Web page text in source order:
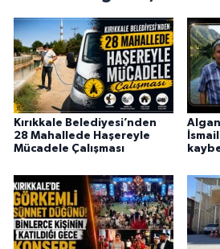
Kırıkkale Belediyesi’nden
28 Mahallede Haşereyle
Mücadele Çalışması